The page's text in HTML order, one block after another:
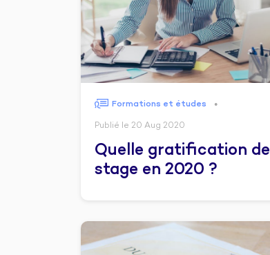
Formations et études ●
Publié le 20 Aug 2020
Quelle gratification de
stage en 2020 ?